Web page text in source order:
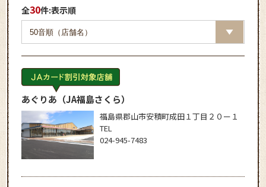
全30件:表示順
あぐりあ （JA福島さくら）
福島県郡山市安積町成田１丁目２０ー１
TEL
024-945-7483